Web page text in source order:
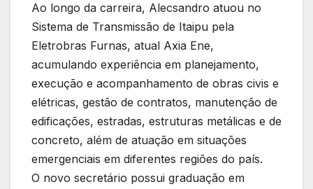
Ao longo da carreira, Alecsandro atuou no
Sistema de Transmissão de Itaipu pela
Eletrobras Furnas, atual Axia Ene,
acumulando experiência em planejamento,
execução e acompanhamento de obras civis e
elétricas, gestão de contratos, manutenção de
edificações, estradas, estruturas metálicas e de
concreto, além de atuação em situações
emergenciais em diferentes regiões do país.
O novo secretário possui graduação em